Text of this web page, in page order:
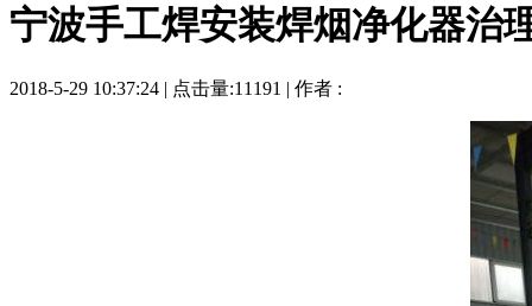
宁波手工焊安装焊烟净化器治
2018-5-29 10:37:24 | 点击量:11191 | 作者 :